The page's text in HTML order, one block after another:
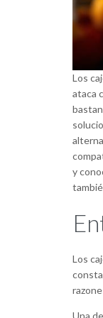
Los
ataca
y
Los
Una